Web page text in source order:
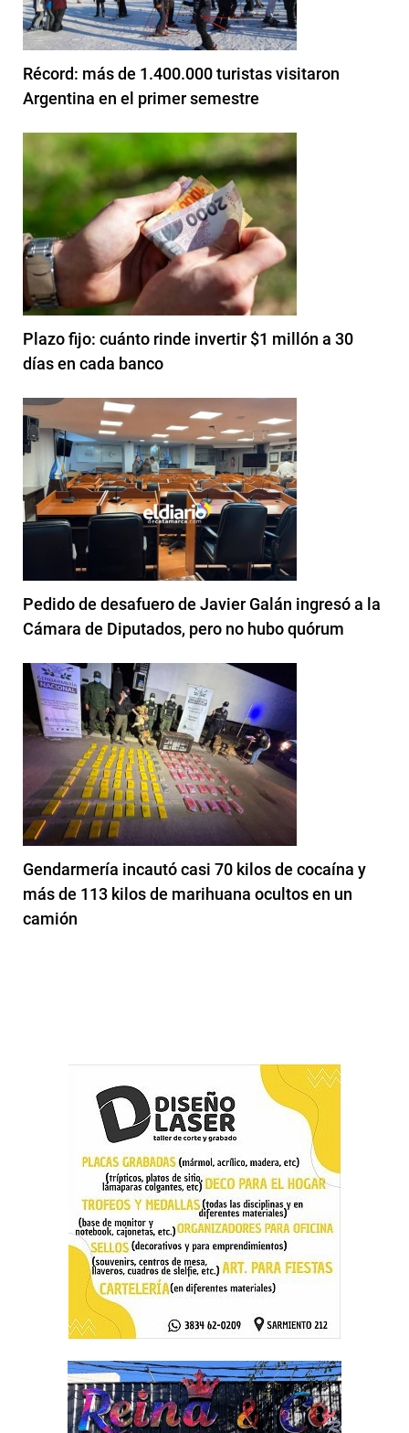
Récord: más de 1.400.000 turistas visitaron
Argentina en el primer semestre
Plazo fijo: cuánto rinde invertir $1 millón a 30
días en cada banco
Pedido de desafuero de Javier Galán ingresó a la
Cámara de Diputados, pero no hubo quórum
Gendarmería incautó casi 70 kilos de cocaína y
más de 113 kilos de marihuana ocultos en un
camión